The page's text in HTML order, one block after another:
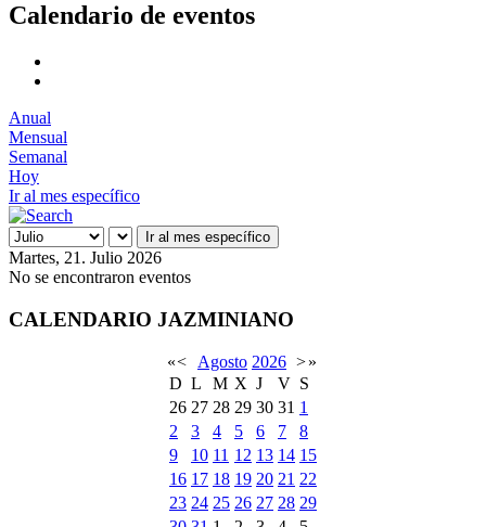
Calendario de eventos
Anual
Mensual
Semanal
Hoy
Ir al mes específico
Ir al mes específico
Martes, 21. Julio 2026
No se encontraron eventos
CALENDARIO JAZMINIANO
«< Agosto 2026 >»
D L M X J V S
26 27 28 29 30 31 1
2
3 4 5 6 7
8
9
10 11 12 13 14 15
16 17 18 19 20 21 22
23 24 25 26 27 28 29